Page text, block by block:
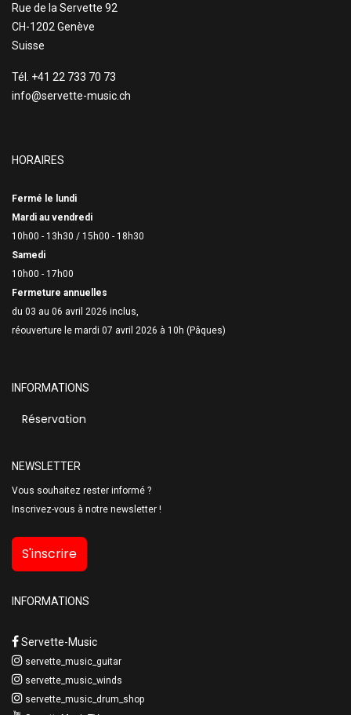
Rue de la Servette 92
CH-1202 Genève
Suisse
Tél. +41 22 733 70 73
info@servette-music.ch
HORAIRES
Fermé le lundi
Mardi au vendredi
10h00 - 13h30 / 15h00 - 18h30
Samedi
10h00 - 17h00
Fermeture annuelles
du 03 au 06 avril 2026 inclus,
réouverture le mardi 07 avril 2026 à 10h (Pâques)
INFORMATIONS
Réservation
NEWSLETTER
Vous souhaitez rester informé ?
Inscrivez-vous à notre newsletter !
S'inscrire
INFORMATIONS
Servette-Music
servette_music_guitar
servette_music_winds
servette_music_drum_shop